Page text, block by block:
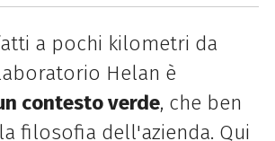
a pochi kilometri da
Helan è
contesto verde, che ben
filosofia dell'azienda. Qui